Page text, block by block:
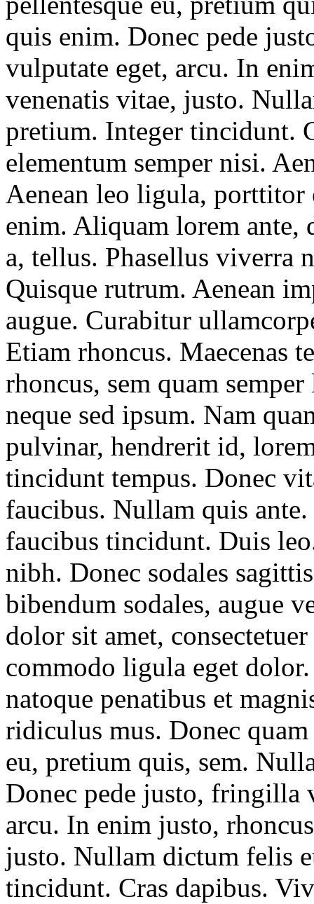
quis enim. Donec pede
vulputate eget, arcu. In
venenatis vitae, justo.
pretium. Integer tincidunt.
elementum semper nisi.
Aenean leo ligula, porttitor
enim. Aliquam lorem ante,
a, tellus. Phasellus viverra
Quisque rutrum. Aenean
augue. Curabitur
Etiam rhoncus. Maecenas
rhoncus, sem quam
neque sed ipsum. Nam
pulvinar, hendrerit id,
tincidunt tempus. Donec
faucibus. Nullam quis
faucibus tincidunt. Duis
nibh. Donec sodales
bibendum sodales, augue
dolor sit amet,
commodo ligula eget
natoque penatibus et
ridiculus mus. Donec
eu, pretium quis, sem.
Donec pede justo, fringilla
arcu. In enim justo,
justo. Nullam dictum felis
tincidunt. Cras dapibus.